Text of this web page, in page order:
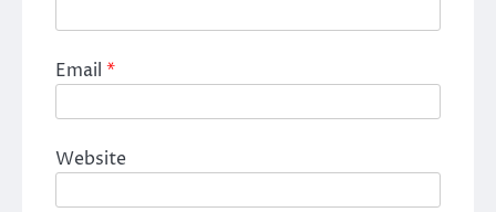
Email *
Website